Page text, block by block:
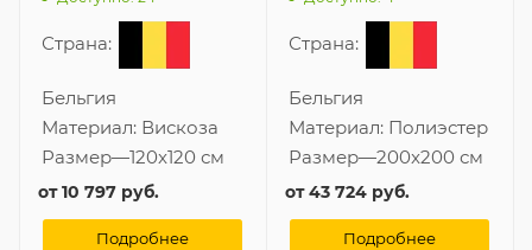
Страна:
Бельгия
Материал: Вискоза
Размер—120x120 см
от10 797 руб.
Подробнее
Страна:
Бельгия
Материал: Полиэстер
Размер—200x200 см
от43 724 руб.
Подробнее